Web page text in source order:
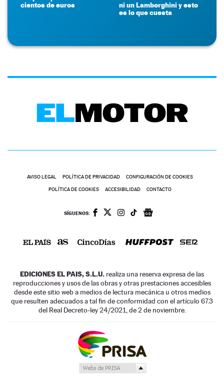
cientos de euros
ni un Lamborghini y esto
es lo que cuesta
AVISO LEGAL POLÍTICA DE PRIVACIDAD CONFIGURACIÓN DE COOKIES
POLÍTICA DE COOKIES ACCESIBILIDAD CONTACTO
SÍGUENOS:
EDICIONES EL PAIS, S.L.U. realiza una reserva expresa de las
reproducciones y usos de las obras y otras prestaciones accesibles
desde este sitio web a medios de lectura mecánica u otros medios
que resulten adecuados a tal fin de conformidad con el artículo 67.3
del Real Decreto-ley 24/2021, de 2 de noviembre.